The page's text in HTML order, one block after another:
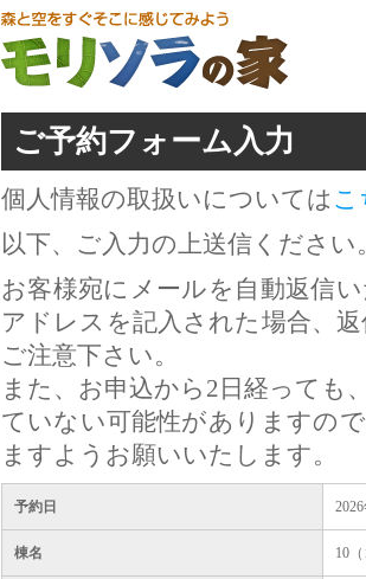
ご予約フォーム入力
個人情報の取扱いについては こ
以下、ご入力の上送信ください
お客様宛にメールを自動返信
アドレスを記入された場合、
ご注意下さい。
また、お申込から2日経っても
ていない可能性がありますの
ますようお願いいたします。
予約日
棟名 10